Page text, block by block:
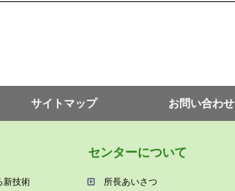
サイトマップ お問い合わせ
新技術
センターについて
所⻑あいさつ